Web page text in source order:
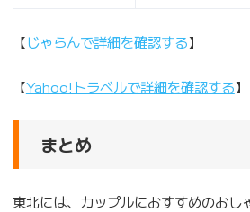
【じゃらんで詳細を確認する】
【Yahoo!トラベルで詳細を確認する】
まとめ
東北には、カップルにおすすめのおし